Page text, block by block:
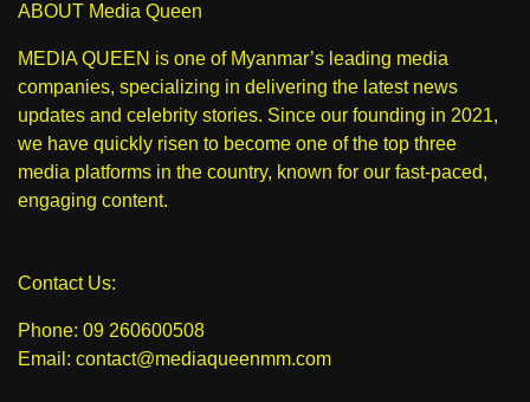
ABOUT Media Queen
MEDIA QUEEN is one of Myanmar’s leading media
companies, specializing in delivering the latest news
updates and celebrity stories. Since our founding in 2021,
we have quickly risen to become one of the top three
media platforms in the country, known for our fast-paced,
engaging content.
Contact Us:
Phone: 09 260600508
Email: contact@mediaqueenmm.com